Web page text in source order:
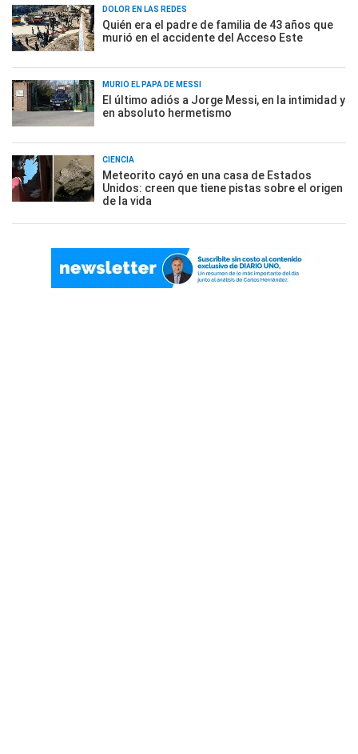
DOLOR EN LAS REDES
Quién era el padre de familia de 43 años que
murió en el accidente del Acceso Este
MURIÓ EL PAPÁ DE MESSI
El último adiós a Jorge Messi, en la intimidad y
en absoluto hermetismo
CIENCIA
Meteorito cayó en una casa de Estados
Unidos: creen que tiene pistas sobre el origen
de la vida